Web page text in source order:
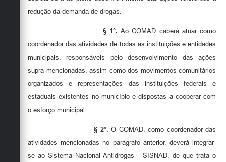
redução da demanda de drogas.
§ 1°. Ao COMAD caberá atuar como
coordenador das atividades de todas as instituições e entidades
municipais, responsáveis pelo desenvolvimento das ações
supra mencionadas, assim como dos movimentos comunitários
organizados e representações das instituições federais e
estaduais existentes no município e dispostas a cooperar com
o esforço municipal.
§ 2°. O COMAD,como coordenador das
atividades mencionadas no parágrafo anterior, deverá integrar-
se aoSistema Nacional Antidrogas - SISNAD, de que trata o